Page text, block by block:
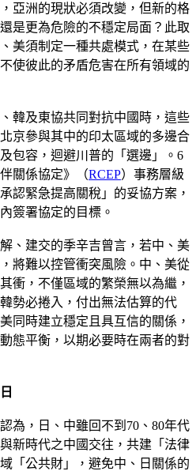
亞洲的現狀必須改變，但新的格
是更為危險的不穩定局面？此取
美須制定一種共處模式，在某些
使彼此的矛盾危害在所有領域的
韓及東協共同對抗中國時，這些
京參與其中的印太區域的多邊合
包容，迴避川普的「選邊」。6
關係協定》（RCEP）事務層級
認緊急提高關稅」的妥協方案，
簽署協定的目標。
、建交的季辛吉曾言，若中、美
將難以控管衝突風險。中、美從
衝，不僅區域的繁榮無以為繼，
勢必捲入，付出無法估算的代
同時建立穩定且具互信的關係，
態平衡，以期必要時在兩者的對
為，日、中雖回不到70、80年代
新時代之中國交往，共建「法律
「公共財」，避免中、日關係的